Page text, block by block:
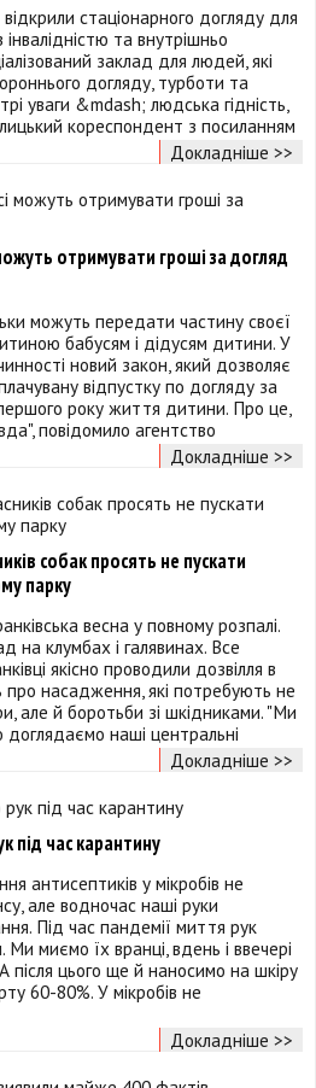
стаціонарного догляду для
та внутрішньо
заклад для людей, які
догляду, турботи та
уваги &mdash; людська гідність,
кореспондент з посиланням
Докладніше >>
отримувати гроші за догляд
можуть передати частину своєї
бабусям і дідусям дитини. У
новий закон, який дозволяє
відпустку по догляду за
року життя дитини. Про це,
повідомило агентство
Докладніше >>
собак просять не пускати
парку
весна у повному розпалі.
на клумбах і галявинах. Все
якісно проводили дозвілля в
про насадження, які потребують не
але й боротьби зі шкідниками. "Ми
наші центральні
Докладніше >>
під час карантину
антисептиків у мікробів не
але водночас наші руки
Під час пандемії миття рук
миємо їх вранці, вдень і ввечері
після цього ще й наносимо на шкіру
60-80%. У мікробів не
Докладніше >>